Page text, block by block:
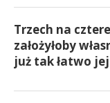
Trzech na
założyłoby
już tak łatwo